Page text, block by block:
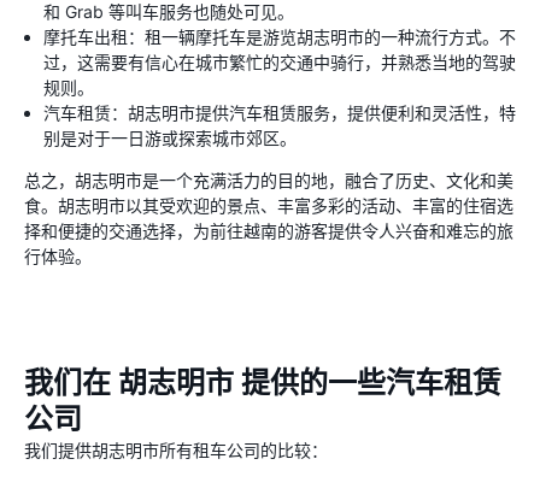
和 Grab 等叫车服务也随处可见。
摩托车出租：租一辆摩托车是游览胡志明市的一种流行方式。不
过，这需要有信心在城市繁忙的交通中骑行，并熟悉当地的驾驶
规则。
汽车租赁：胡志明市提供汽车租赁服务，提供便利和灵活性，特
别是对于一日游或探索城市郊区。
总之，胡志明市是一个充满活力的目的地，融合了历史、文化和美
食。胡志明市以其受欢迎的景点、丰富多彩的活动、丰富的住宿选
择和便捷的交通选择，为前往越南的游客提供令人兴奋和难忘的旅
行体验。
我们在 胡志明市 提供的一些汽车租赁
公司
我们提供胡志明市所有租车公司的比较：